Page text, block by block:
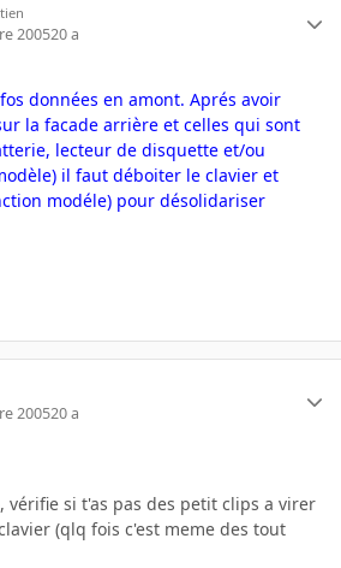
200520 a
données en amont. Aprés avoir
la facade arrière et celles qui sont
lecteur de disquette et/ou
il faut déboiter le clavier et
modéle) pour désolidariser
200520 a
vérifie si t'as pas des petit clips a virer
(qlq fois c'est meme des tout